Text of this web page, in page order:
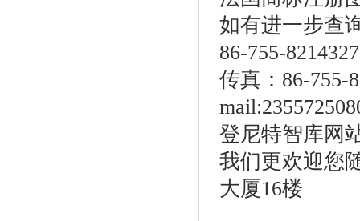
如有进一步查
86-755-
传真：86-
登尼特智库网
我们更欢迎您
大厦16楼